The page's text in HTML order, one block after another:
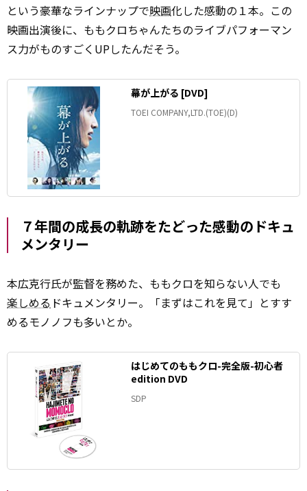
という豪華なラインナップで映画化した感動の１本。この
映画出演後に、ももクロちゃんたちのライブパフォーマン
ス力がものすごくUPしたんだそう。
幕が上がる [DVD]
TOEI COMPANY,LTD.(TOE)(D)
７年間の成長の軌跡をたどった感動のドキュ
メンタリー
本広克行氏が監督を務めた、ももクロを知らない人でも
楽しめる ドキュメンタリー。「まずはこれを見て」とすす
めるモノノフも多いとか。
はじめてのももクロ-完全版-初心者
edition DVD
SDP